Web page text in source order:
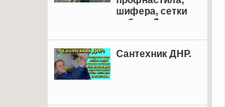
шифера, сетки
рабица Донецк,
Сантехник ДНР.